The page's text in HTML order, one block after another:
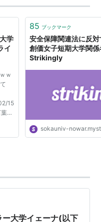
学
イ
ｗ
15
っ
ル
け
85 ブックマーク
安全保障関連法に反
創価女子短期大学関
Strikingly
sokauniv-
大学イェーナ(以下